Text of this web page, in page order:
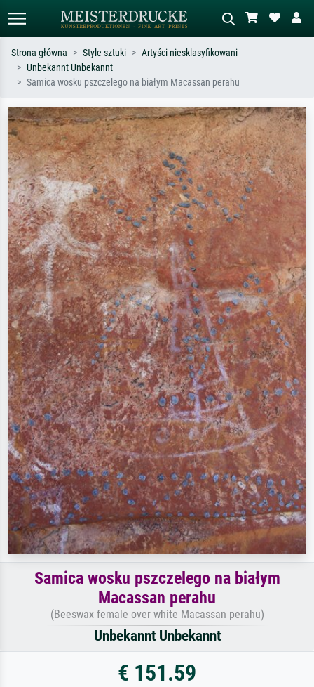
Wyszukiwanie standardowe Wyszukiwanie obrazów AI
Monet, Gwiaździsta noc,
impresjonizm, fala Hokusaia, akt.
abstrakcja z czerwienią, ciemny olej,
stojący akt obok drzewa.
Strona główna Style sztuki
Artyści niesklasyfikowani
Unbekannt Unbekannt
Samica wosku pszczelego na białym Macassan perahu
Samica wosku pszczelego na białym
Macassan perahu
(Beeswax female over white Macassan perahu)
Unbekannt Unbekannt
€ 151.59